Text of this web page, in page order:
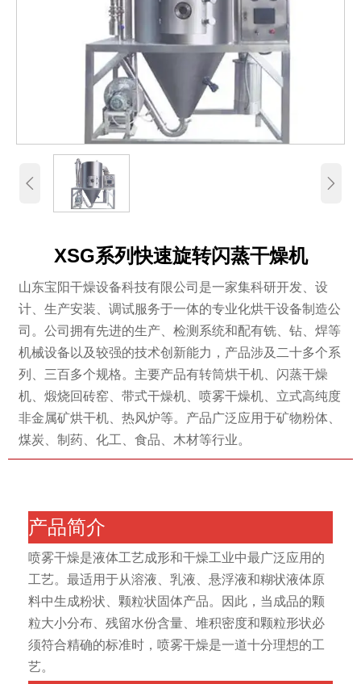
 
XSG系列快速旋转闪蒸干燥机
山东宝阳干燥设备科技有限公司是一家集科研开发、设
计、生产安装、调试服务于一体的专业化烘干设备制造公
司。公司拥有先进的生产、检测系统和配有铣、钻、焊等
机械设备以及较强的技术创新能力，产品涉及二十多个系
列、三百多个规格。主要产品有转筒烘干机、闪蒸干燥
机、煅烧回砖窑、带式干燥机、喷雾干燥机、立式高纯度
非金属矿烘干机、热风炉等。产品广泛应用于矿物粉体、
煤炭、制药、化工、食品、木材等行业。
产品简介
喷雾干燥是液体工艺成形和干燥工业中最广泛应用的
工艺。最适用于从溶液、乳液、悬浮液和糊状液体原
料中生成粉状、颗粒状固体产品。因此，当成品的颗
粒大小分布、残留水份含量、堆积密度和颗粒形状必
须符合精确的标准时，喷雾干燥是一道十分理想的工
艺。